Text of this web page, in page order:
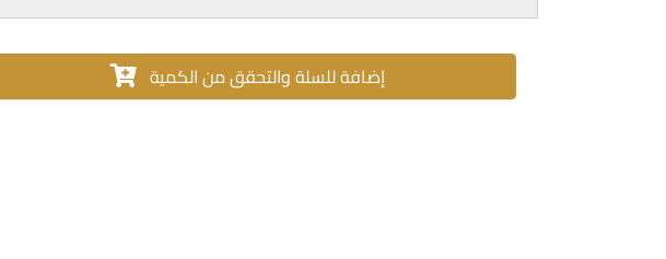
إضافة للسلة والتحقق من الكمية